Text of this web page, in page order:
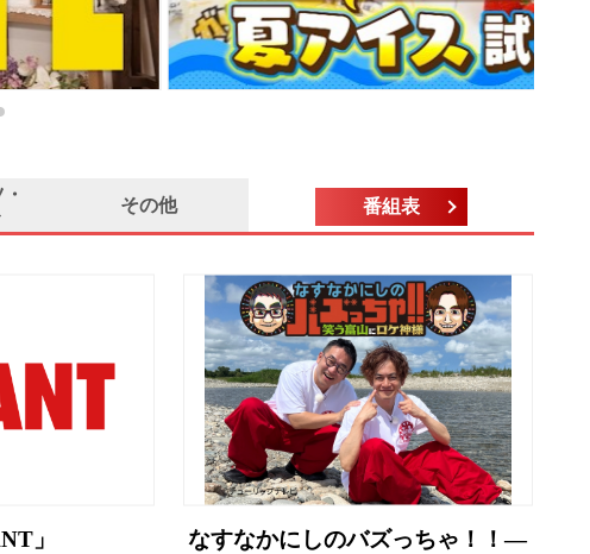
その他 番組表
」
なすなかにしのバズっちゃ！！―